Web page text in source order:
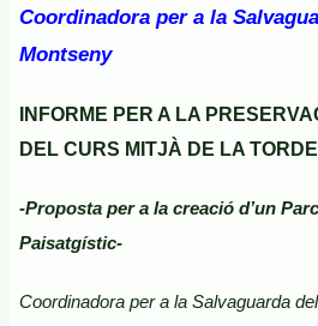
Coordinadora per a la
Montseny
INFORME PER A LA
DEL CURS MITJÀ DE LA
-Proposta per a la creació d’un
Paisatgístic-
Coordinadora per a la Salvaguarda